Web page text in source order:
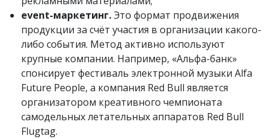
event-маркетинг.Это формат продвижения
продукции за счёт участия в организации какого-
либо события. Метод активно используют
крупные компании. Например, «Альфа-банк»
спонсирует фестиваль электронной музыки Alfa
Future People, а компания Red Bull является
организатором креативного чемпионата
самодельных летательных аппаратов Red Bull
Flugtag.